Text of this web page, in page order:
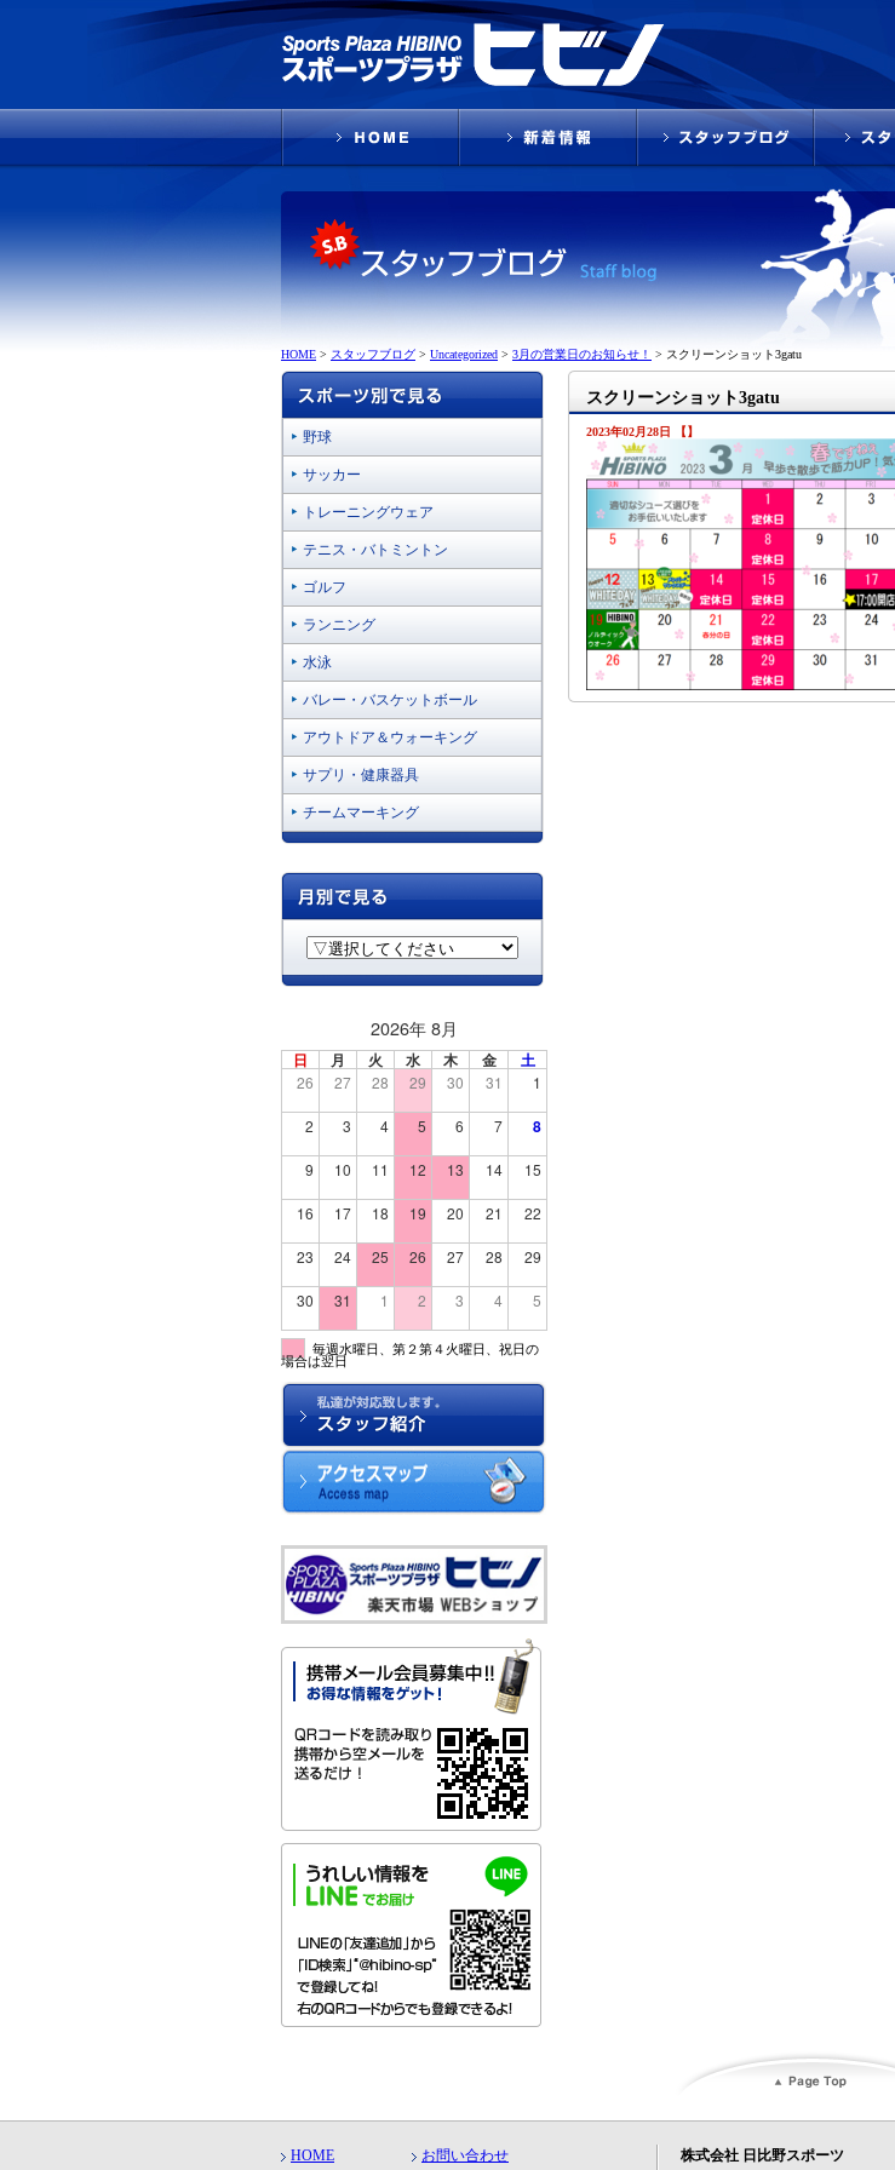
HOME > スタッフブログ > Uncategorized > 3月の営業日のお知らせ！ > スクリーンショット3gatu
スクリーンショット3gatu
2023年02月28日 【】
野球
サッカー
トレーニングウェア
テニス・バトミントン
ゴルフ
ランニング
水泳
バレー・バスケットボール
アウトドア＆ウォーキング
サプリ・健康器具
チームマーキング
2026年 8月
日 月 火 水 木 金 土
26 27 28 29 30 31 1
2 3 4 5 6 7 8
9 10 11 12 13 14 15
16 17 18 19 20 21 22
23 24 25 26 27 28 29
30 31 1 2 3 4 5
毎週水曜日、第２第４火曜日、祝日の
場合は翌日
HOME お問い合わせ
株式会社 日比野スポーツ